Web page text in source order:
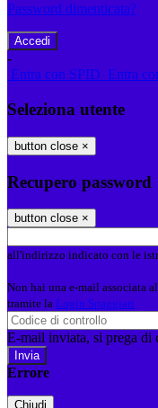
Password dimenticata?
-
Entra con SPID Entra
Seleziona utente
button close ×
Recupero password
button close ×
all'indirizzo indicato con le
Non hai una e-mail associata
tramite la Login Spaggiari
E-mail inviata, si prega di
Errore
Chiudi